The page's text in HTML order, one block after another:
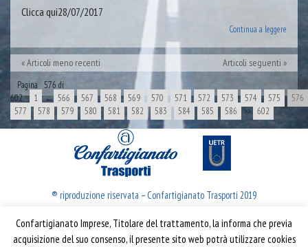
Clicca qui28/07/2017
Continua a leggere
Articoli meno recenti Articoli seguenti
Pagina 576 di
602
1 ← 566 567 568 569 570 571 572 573 574 575
576
577
578 579 580 581 582 583 584 585 586 >> 602
® riproduzione riservata – Confartigianato Trasporti 2019
Confartigianato Trasporti
Confartigianato Imprese, Titolare del trattamento, la informa che previa
acquisizione del suo consenso, il presente sito web potrà utilizzare cookies